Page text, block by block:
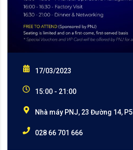
17/03/2023
15:00 - 21:00
Nhà máy PNJ, 23 Đường 14,
028 66 701 666